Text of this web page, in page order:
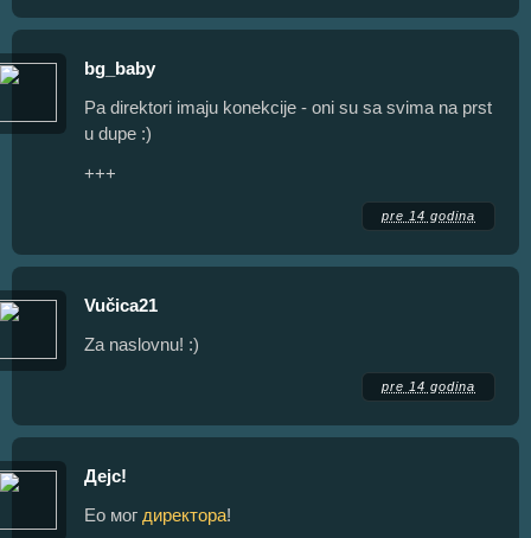
bg_baby
Pa direktori imaju konekcije - oni su sa svima na prst
u dupe :)
+++
pre 14 godina
Vučica21
Za naslovnu! :)
pre 14 godina
Дејс!
Ео мог директора!